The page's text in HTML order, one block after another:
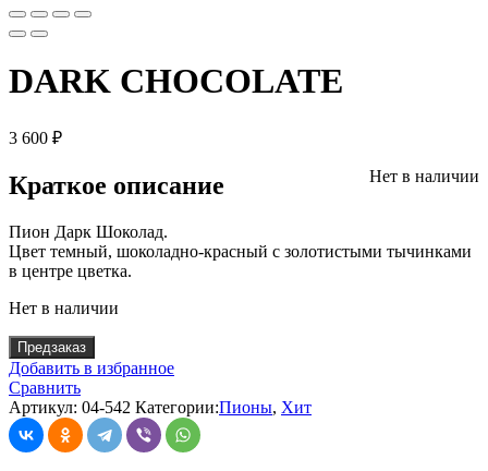
DARK CHOCOLATE
3 600 ₽
Нет в наличии
Краткое описание
Пион Дарк Шоколад.
Цвет темный, шоколадно-красный с золотистыми тычинками
в центре цветка.
Нет в наличии
Предзаказ
Добавить в избранное
Сравнить
Артикул: 04-542 Категории:Пионы, Хит